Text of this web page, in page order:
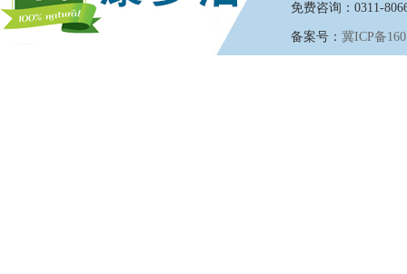
免费咨询：0311-
备案号： 冀ICP备